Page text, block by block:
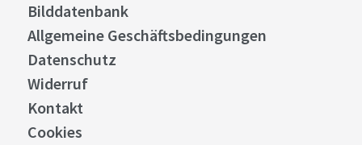
Bilddatenbank
Allgemeine Geschäftsbedingungen
Datenschutz
Widerruf
Kontakt
Cookies